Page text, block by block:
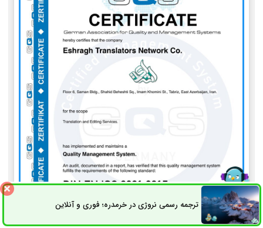
ترجمه رسمی نروژی در خرمدره؛ فوری و آنلاینثبت سفارش راه های ارتباطی